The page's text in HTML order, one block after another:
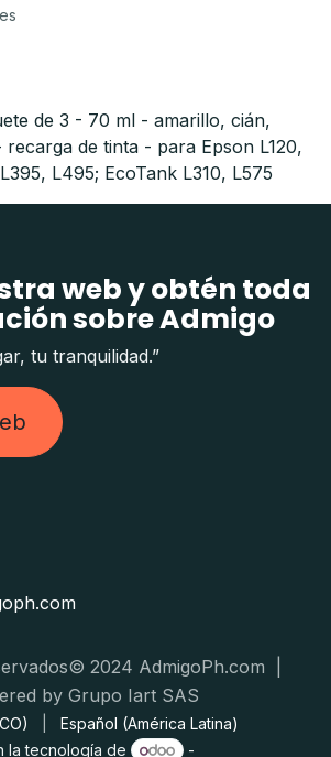
de 3 - 70 ml - amarillo, cián,
de tinta - para Epson L120,
L495; EcoTank L310, L575
web y obtén toda
sobre Admigo
tu tranquilidad.”
2024 AdmigoPh.com |
by Grupo Iart SAS
Español (América Latina)
la tecnología de
-